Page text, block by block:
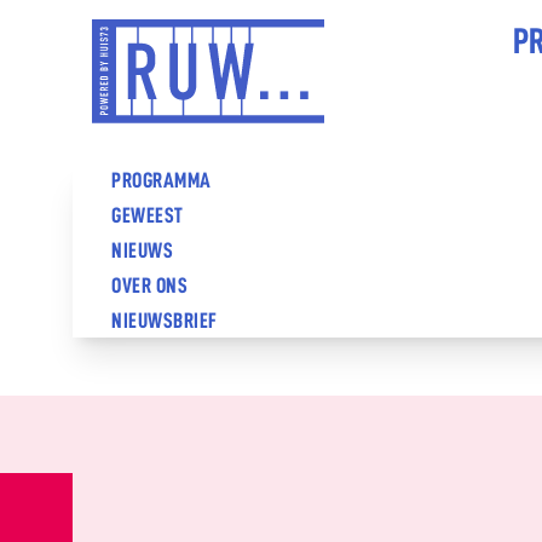
Overslaan
HOOFDNAVIGATIE
(RUW)
PROGRAMMA
GEWEEST
NIEUWS
OVER ONS
NIEUWSBRIEF